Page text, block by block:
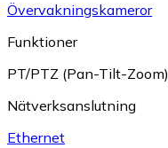
Övervakningskameror
Funktioner
PT/PTZ (Pan-Tilt-Zoom)
Nätverksanslutning
Ethernet